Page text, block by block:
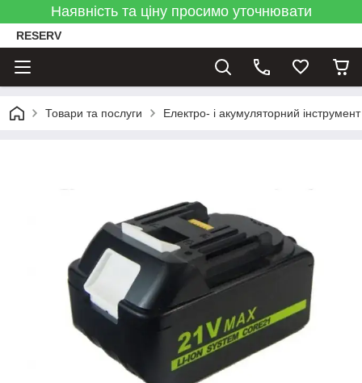
Наявність та ціну просимо уточнювати
RESERV
Товари та послуги Електро- і акумуляторний інструмент